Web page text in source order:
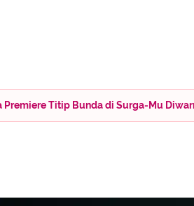
Premiere Titip Bunda di Surga-Mu